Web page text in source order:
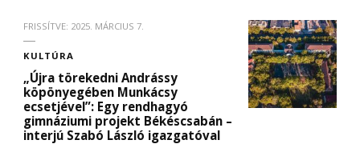
FRISSÍTVE: 2025. MÁRCIUS 7.
KULTÚRA
„Újra törekedni Andrássy
köpönyegében Munkácsy
ecsetjével”: Egy rendhagyó
gimnáziumi projekt Békéscsabán –
interjú Szabó László igazgatóval